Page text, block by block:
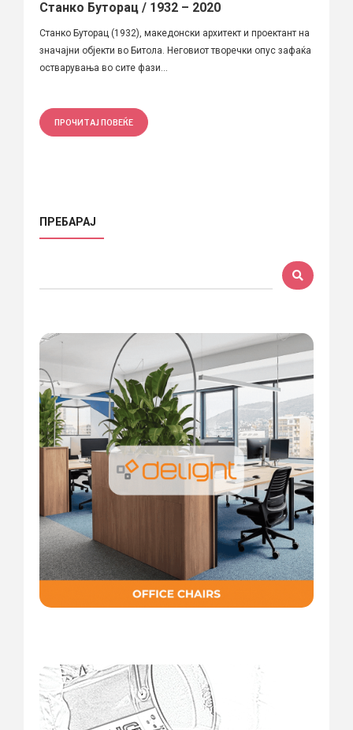
Станко Буторац / 1932 – 2020
Станко Буторац (1932), македонски архитект и проектант на
значајни објекти во Битола. Неговиот творечки опус зафаќа
остварувања во сите фази...
ПРОЧИТАЈ ПОВЕЌЕ
ПРЕБАРАЈ